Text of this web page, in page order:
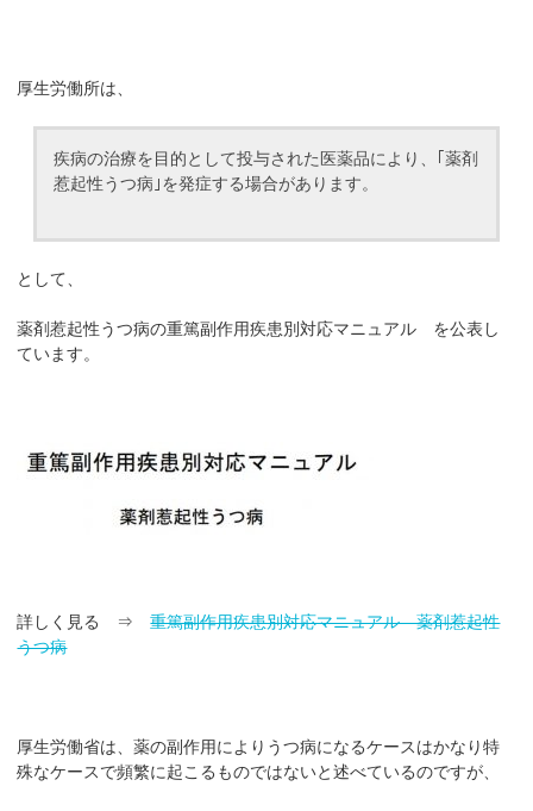
厚生労働所は、
疾病の治療を目的として投与された医薬品により、｢薬剤
惹起性うつ病｣を発症する場合があります。
として、
薬剤惹起性うつ病の重篤副作用疾患別対応マニュアル を公表し
ています。
詳しく見る ⇒重篤副作用疾患別対応マニュアル 薬剤惹起性
うつ病
厚生労働省は、薬の副作用によりうつ病になるケースはかなり特
殊なケースで頻繁に起こるものではないと述べているのですが、